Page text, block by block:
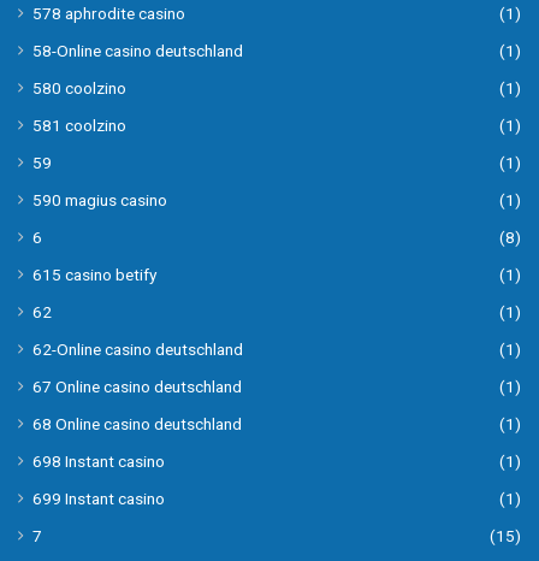
578 aphrodite casino
(1)
58-Online casino deutschland
(1)
580 coolzino
(1)
581 coolzino
(1)
59
(1)
590 magius casino
(1)
6
(8)
615 casino betify
(1)
62
(1)
62-Online casino deutschland
(1)
67 Online casino deutschland
(1)
68 Online casino deutschland
(1)
698 Instant casino
(1)
699 Instant casino
(1)
7
(15)